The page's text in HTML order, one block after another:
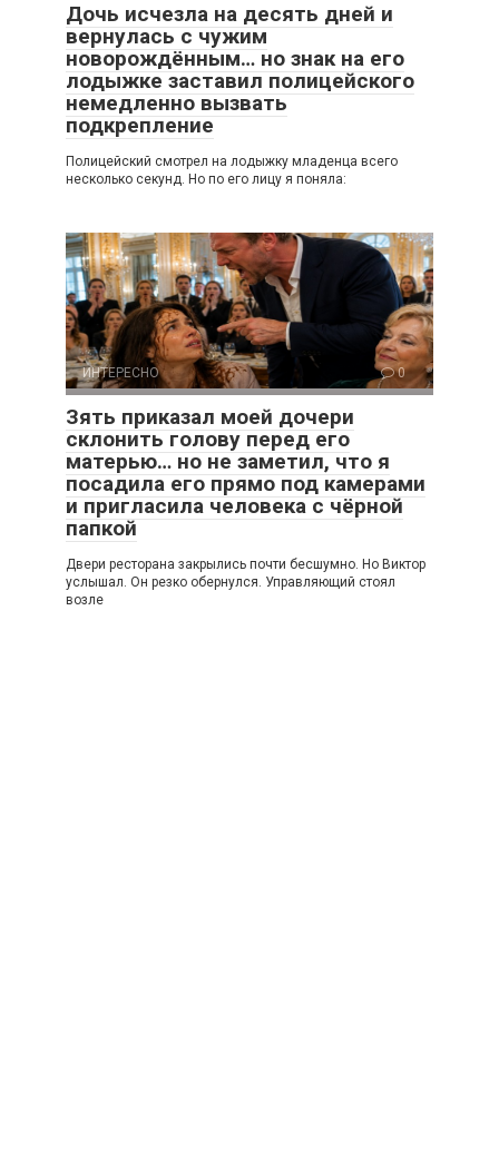
Дочь исчезла на десять дней и
вернулась с чужим
новорождённым… но знак на его
лодыжке заставил полицейского
немедленно вызвать
подкрепление
Полицейский смотрел на лодыжку младенца всего
несколько секунд. Но по его лицу я поняла:
ИНТЕРЕСНО 0
Зять приказал моей дочери
склонить голову перед его
матерью… но не заметил, что я
посадила его прямо под камерами
и пригласила человека с чёрной
папкой
Двери ресторана закрылись почти бесшумно. Но Виктор
услышал. Он резко обернулся. Управляющий стоял
возле